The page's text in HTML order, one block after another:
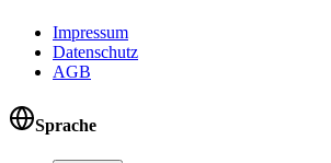
Impressum
Datenschutz
AGB
Sprache